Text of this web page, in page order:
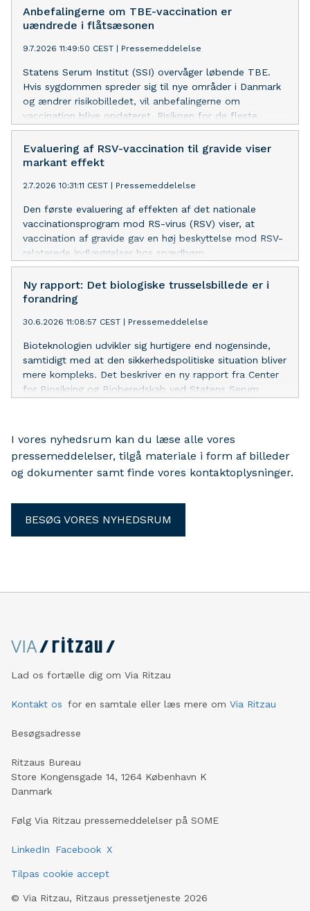
badevandet bliver varmt. Især hvis de har et svækket
immunforsvar eller en alvorlig kronisk sygdom.
Anbefalingerne om TBE-vaccination er
uændrede i flåtsæsonen
9.7.2026 11:49:50 CEST Pressemeddelelse
Statens Serum Institut (SSI) overvåger løbende TBE.
Hvis sygdommen spreder sig til nye områder i Danmark
og ændrer risikobilledet, vil anbefalingerne om
vaccination blive opdateret. Risikoen for de fleste
danskere er fortsat meget lav.
Evaluering af RSV-vaccination til gravide viser
markant effekt
2.7.2026 10:31:11 CEST Pressemeddelelse
Den første evaluering af effekten af det nationale
vaccinationsprogram mod RS-virus (RSV) viser, at
vaccination af gravide gav en høj beskyttelse mod RSV-
relaterede indlæggelser hos spædbørn.
Ny rapport: Det biologiske trusselsbillede er i
forandring
30.6.2026 11:08:57 CEST Pressemeddelelse
Bioteknologien udvikler sig hurtigere end nogensinde,
samtidigt med at den sikkerhedspolitiske situation bliver
mere kompleks. Det beskriver en ny rapport fra Center
for Biosikring og Bioberedskab ved Statens Serum
I vores nyhedsrum kan du læse alle vores
pressemeddelelser, tilgå materiale i form af billeder
og dokumenter samt finde vores kontaktoplysninger.
BESØG VORES NYHEDSRUM
Lad os fortælle dig om Via Ritzau
Kontakt os for en samtale eller læs mere om Via Ritzau
Besøgsadresse
Ritzaus Bureau
Store Kongensgade 14, 1264 København K
Danmark
Følg Via Ritzau pressemeddelelser på SOME
LinkedIn Facebook X
Tilpas cookie accept
© Via Ritzau, Ritzaus pressetjeneste 2026